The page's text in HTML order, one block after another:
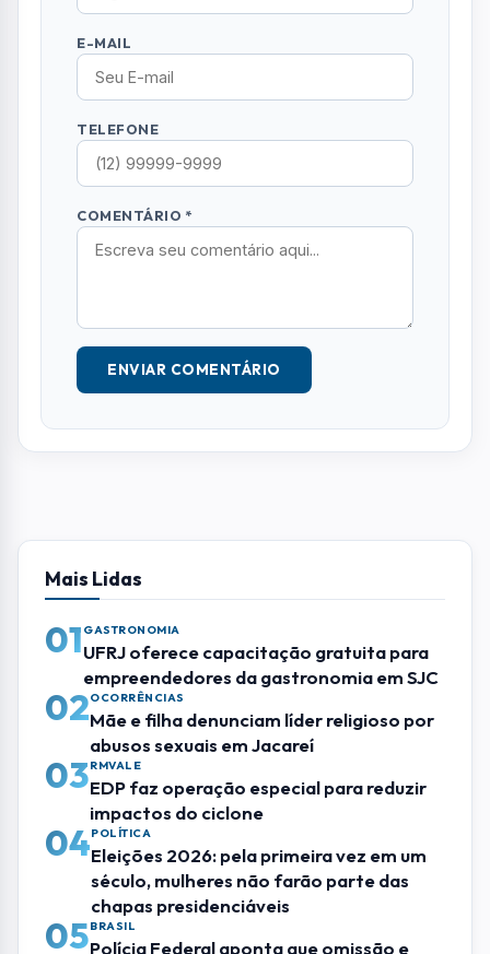
ENVIAR COMENTÁRIO
Mais Lidas
empreendedores da gastronomia em SJC
02 Mãe e filha denunciam líder religioso por
abusos sexuais em Jacareí
03EDP faz operação especial para reduzir
impactos do ciclone
chapas presidenciáveis
05 BRASIL
Polícia Federal aponta que omissão e